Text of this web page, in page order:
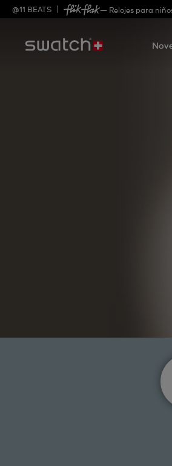
@11 BEATS — Relojes para